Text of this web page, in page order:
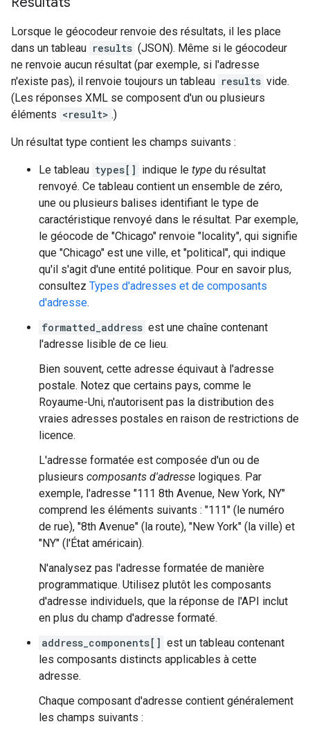
Lorsque le géocodeur renvoie des résultats, il les place
dans un tableau results (JSON). Même si le géocodeur
ne renvoie aucun résultat (par exemple, si l'adresse
n'existe pas), il renvoie toujours un tableau results vide.
(Les réponses XML se composent d'un ou plusieurs
éléments <result> .)
Un résultat type contient les champs suivants :
Le tableau types[] indique le type du résultat
renvoyé. Ce tableau contient un ensemble de zéro,
une ou plusieurs balises identifiant le type de
caractéristique renvoyé dans le résultat. Par exemple,
le géocode de "Chicago" renvoie "locality", qui signifie
que "Chicago" est une ville, et "political", qui indique
qu'il s'agit d'une entité politique. Pour en savoir plus,
consultez Types d'adresses et de composants
d'adresse.
formatted_address est une chaîne contenant
l'adresse lisible de ce lieu.
Bien souvent, cette adresse équivaut à l'adresse
postale. Notez que certains pays, comme le
Royaume-Uni, n'autorisent pas la distribution des
vraies adresses postales en raison de restrictions de
licence.
L'adresse formatée est composée d'un ou de
plusieurs composants d'adresse logiques. Par
exemple, l'adresse "111 8th Avenue, New York, NY"
comprend les éléments suivants : "111" (le numéro
de rue), "8th Avenue" (la route), "New York" (la ville) et
"NY" (l'État américain).
N'analysez pas l'adresse formatée de manière
programmatique. Utilisez plutôt les composants
d'adresse individuels, que la réponse de l'API inclut
en plus du champ d'adresse formaté.
address_components[] est un tableau contenant
les composants distincts applicables à cette
adresse.
Chaque composant d'adresse contient généralement
les champs suivants :